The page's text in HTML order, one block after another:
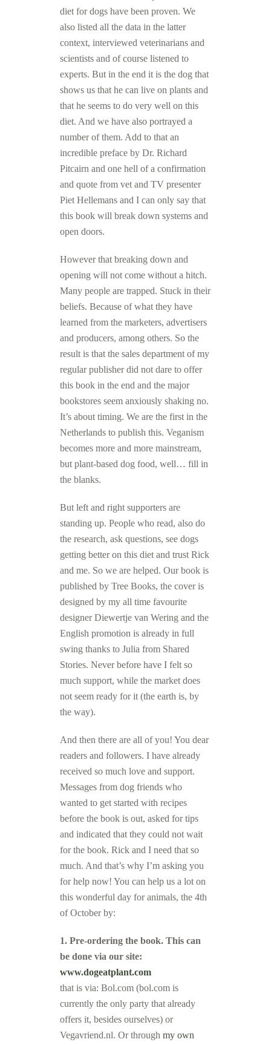
diet for dogs have been proven. We
also listed all the data in the latter
context, interviewed veterinarians and
scientists and of course listened to
experts. But in the end it is the dog that
shows us that he can live on plants and
that he seems to do very well on this
diet. And we have also portrayed a
number of them. Add to that an
incredible preface by Dr. Richard
Pitcairn and one hell of a confirmation
and quote from vet and TV presenter
Piet Hellemans and I can only say that
this book will break down systems and
open doors.
However that breaking down and
opening will not come without a hitch.
Many people are trapped. Stuck in their
beliefs. Because of what they have
learned from the marketers, advertisers
and producers, among others. So the
result is that the sales department of my
regular publisher did not dare to offer
this book in the end and the major
bookstores seem anxiously shaking no.
It’s about timing. We are the first in the
Netherlands to publish this. Veganism
becomes more and more mainstream,
but plant-based dog food, well… fill in
the blanks.
But left and right supporters are
standing up. People who read, also do
the research, ask questions, see dogs
getting better on this diet and trust Rick
and me. So we are helped. Our book is
published by Tree Books, the cover is
designed by my all time favourite
designer Diewertje van Wering and the
English promotion is already in full
swing thanks to Julia from Shared
Stories. Never before have I felt so
much support, while the market does
not seem ready for it (the earth is, by
the way).
And then there are all of you! You dear
readers and followers. I have already
received so much love and support.
Messages from dog friends who
wanted to get started with recipes
before the book is out, asked for tips
and indicated that they could not wait
for the book. Rick and I need that so
much. And that’s why I’m asking you
for help now! You can help us a lot on
this wonderful day for animals, the 4th
of October by:
1. Pre-ordering the book. This can
be done via our site:
www.dogeatplant.com
that is via: Bol.com (bol.com is
currently the only party that already
offers it, besides ourselves) or
Vegavriend.nl. Or through my own